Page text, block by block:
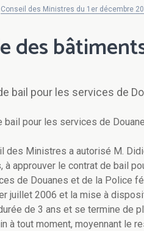
Conseil des Ministres du 1er décembre
des
bail pour les services de
bail pour les services de
des Ministres a autorisé M.
à approuver le contrat de bail
de Douanes et de la Police
juillet 2006 et la mise à
de 3 ans et se termine de
à tout moment, moyennant le